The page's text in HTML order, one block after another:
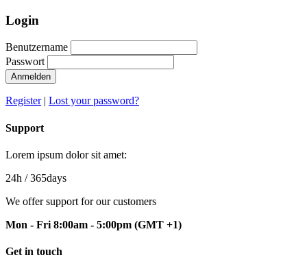
Login
Benutzername
Passwort
Anmelden
Register| Lost your password?
Support
Lorem ipsum dolor sit amet:
24h / 365days
We offer support for our customers
Mon - Fri 8:00am - 5:00pm (GMT +1)
Get in touch